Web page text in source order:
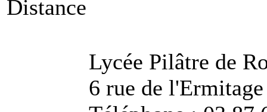
Distance
Lycée Pilâtre de
6 rue de